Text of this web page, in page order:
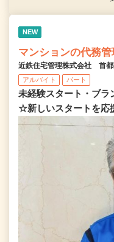
NEW
マンションの代務
近鉄住宅管理株式会社 首都
アルバイト パート
未経験スタート・ブラ
☆新しいスタートを応